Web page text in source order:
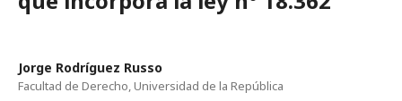
Jorge Rodríguez Russo
Facultad de Derecho, Universidad de la República